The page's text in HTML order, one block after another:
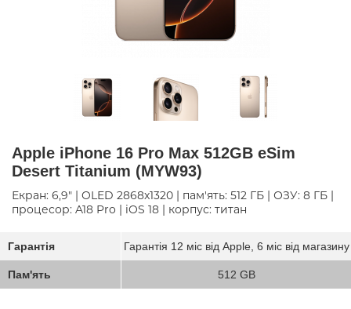
Apple iPhone 16 Pro Max 512GB eSim
Desert Titanium (MYW93)
Екран: 6,9" | OLED 2868x1320 | пам'ять: 512 ГБ | ОЗУ: 8 ГБ |
процесор: A18 Pro | iOS 18 | корпус: титан
Гарантія Гарантія 12 міс від Apple, 6 міс від магазину
Пам'ять 512 GB